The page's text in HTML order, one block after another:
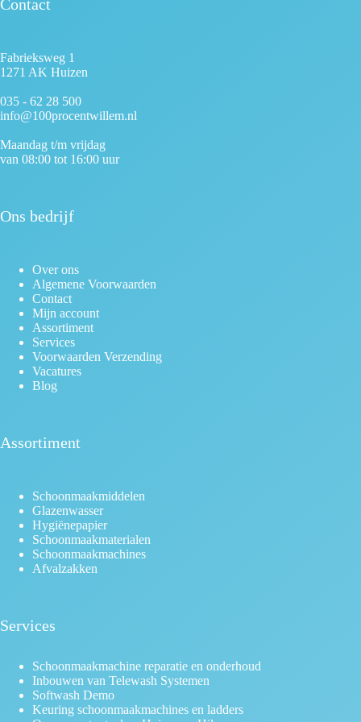
Contact
Fabrieksweg 1
1271 AK Huizen
035 - 62 28 500
info@100procentwillem.nl
Maandag t/m vrijdag
van 08:00 tot 16:00 uur
Ons bedrijf
Over ons
Algemene Voorwaarden
Contact
Mijn account
Assortiment
Services
Voorwaarden Verzending
Vacatures
Blog
Assortiment
Schoonmaakmiddelen
Glazenwasser
Hygiënepapier
Schoonmaakmaterialen
Schoonmaakmachines
Afvalzakken
Services
Schoonmaakmachine reparatie en onderhoud
Inbouwen van Telewash Systemen
Softwash Demo
Keuring schoonmaakmachines en ladders